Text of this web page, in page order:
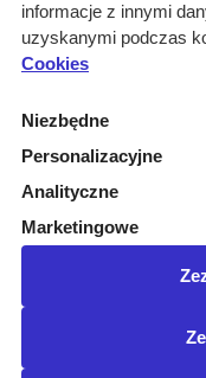
Raporty
przetargowe
Kontakt
Kontakt
Infolinia 800 800 707
kontakt@pressinfo.pl
informacje z innymi
uzyskanymi podczas
Cookies
Niezbędne
Personalizacyjne
Analityczne
Marketingowe